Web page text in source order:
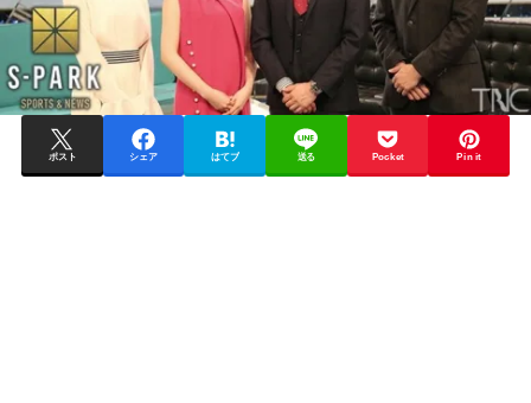
ポスト シェア はてブ 送る Pocket Pin it